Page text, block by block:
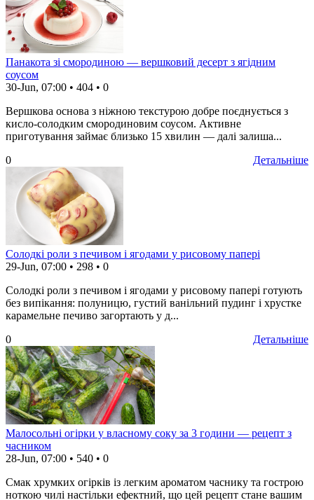
Панакота зі смородиною — вершковий десерт з ягідним
соусом
30-Jun, 07:00 • 404 • 0
Вершкова основа з ніжною текстурою добре поєднується з
кисло-солодким смородиновим соусом. Активне
приготування займає близько 15 хвилин — далі залиша...
Детальніше
0
Солодкі роли з печивом і ягодами у рисовому папері
29-Jun, 07:00 • 298 • 0
Солодкі роли з печивом і ягодами у рисовому папері готують
без випікання: полуницю, густий ванільний пудинг і хрустке
карамельне печиво загортають у д...
Детальніше
0
Малосольні огірки у власному соку за 3 години — рецепт з
часником
28-Jun, 07:00 • 540 • 0
Смак хрумких огірків із легким ароматом часнику та гострою
ноткою чилі настільки ефектний, що цей рецепт стане вашим